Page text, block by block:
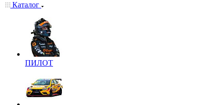
Каталог
ПИЛОТ